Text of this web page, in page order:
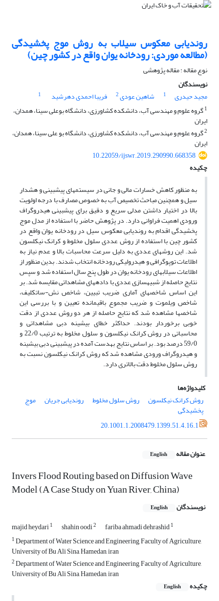
روندیابی معکوس سیلاب به روش موج پخشیدگی
(مطالعه موردی: رودخانه یوان واقع در کشور چین)
نوع مقاله : مقاله پژوهشی
نویسندگان
مجید حیدری
1 شاهین عودی2 فریبا احمدی دهرشید
1
1گروه علوم و مهندسی آب، دانشکده کشاورزی، دانشگاه بوعلی سینا، همدان،
ایران
2گروه علوم و مهندسی آب، دانشکده کشاورزی، دانشگاه بو علی سینا، همدان،
ایران
10.22059/ijswr.2019.290990.668358
چکیده
به منظور کاهش خسارات مالی و جانی در سیستم­های پیش­بینی و هشدار
سیل و همچنین مباحث تخصیص آب به خصوص مصارف با درجه اولویت
بالا در اختیار داشتن مدلی سریع و دقیق برای پیش­بینی هیدروگراف
ورودی اهمیت فراوانی دارد. در پژوهش حاضر با استفاده از مدل موج
پخشیدگی اقدام به روندیابی معکوس سیل در رودخانه یوان واقع در
کشور چین با استفاده از روش عددی سلول مخلوط و کرانک نیکلسون
شد. این روش­های عددی به دلیل سرعت محاسبات بالا و عدم نیاز به
اطلاعات توپوگرافی و هیدرولیکی رودخانه انتخاب شدند. بدین منظور از
اطلاعات سیلاب­های رودخانه یوان در طول پنج سال استفاده شد و سپس
نتایج حاصله از شبیه­سازی عددی با داده­های مشاهداتی مقایسه شد. بر
این اساس شاخص­های آماری ضریب تبیین، شاخص نش-ساتکلیف،
شاخص ویلموت و ضریب مجموع باقیمانده تعیین و با بررسی این
شاخص­ها مشاهده شد که نتایج حاصله از هر دو روش عددی از دقت
خوبی برخوردار بودند. حداکثر خطای بیشینه دبی مشاهداتی و
محاسباتی در روش کرانک نیکلسون و سلول مخلوط به ترتیب 22/0 و
59/0 درصد بود. بر اساس نتایج به­دست آمده در پیش­بینی دبی بیشینه
و هیدروگراف ورودی مشاهده شد که روش کرانک نیکلسون نسبت به
روش سلول مخلوط دقت بالاتری دارد.
کلیدواژه‌ها
روش کرانک نیکلسون
روش سلول مخلوط روندیابی جریان موج
پخشیدگی
20.1001.1.2008479.1399.51.4.16.1
عنوان مقاله English
Invers Flood Routing based on Diffusion Wave
Model (A Case Study on Yuan River, China)
نویسندگان English
majid heydari1 shahin oodi2 fariba ahmadi dehrashid1
1Department of Water Science and Engineering, Faculty of Agriculture,
University of Bu Ali Sina, Hamedan, iran
2Department of Water Science and Engineering, Faculty of Agriculture,
University of Bu Ali Sina, Hamedan, iran
چکیده
English